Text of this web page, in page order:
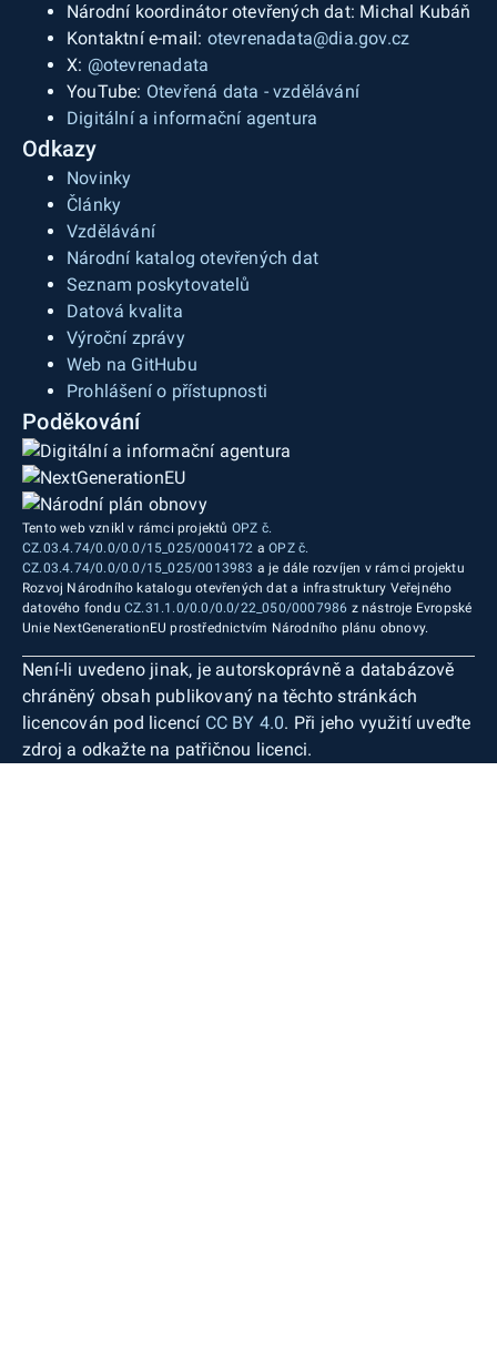
Národní koordinátor otevřených dat: Michal Kubáň
Kontaktní e-mail: otevrenadata@dia.gov.cz
X: @otevrenadata
YouTube: Otevřená data - vzdělávání
Digitální a informační agentura
Odkazy
Novinky
Články
Vzdělávání
Národní katalog otevřených dat
Seznam poskytovatelů
Datová kvalita
Výroční zprávy
Web na GitHubu
Prohlášení o přístupnosti
Poděkování
Tento web vznikl v rámci projektů OPZ č.
CZ.03.4.74/0.0/0.0/15_025/0004172 aOPZ č.
CZ.03.4.74/0.0/0.0/15_025/0013983 a je dále rozvíjen v rámci projektu
Rozvoj Národního katalogu otevřených dat a infrastruktury Veřejného
datového fondu CZ.31.1.0/0.0/0.0/22_050/0007986 z nástroje Evropské
Unie NextGenerationEU prostřednictvím Národního plánu obnovy.
Není-li uvedeno jinak, je autorskoprávně a databázově
chráněný obsah publikovaný na těchto stránkách
licencován pod licencí CC BY 4.0. Při jeho využití uveďte
zdroj a odkažte na patřičnou licenci.